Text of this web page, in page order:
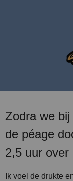
Zodra we
de péage
2,5 uur over
Ik voel de drukte